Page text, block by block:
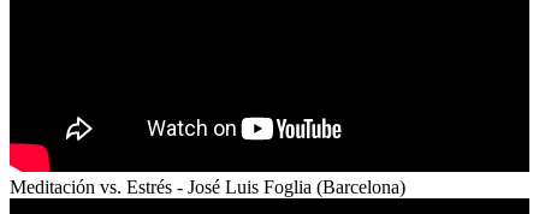
Meditación vs. Estrés - José Luis Foglia (Barcelona)